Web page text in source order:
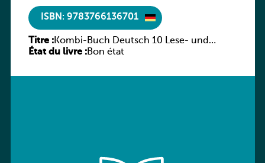
ISBN: 9783766136701
Titre :Kombi-Buch Deutsch 10 Lese- und
Sprachbuch
État du livre :Bon état